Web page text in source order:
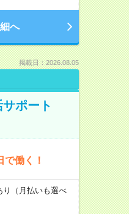
へ
掲載日：2026.08.05
ポート
働く！
（月払いも選べ